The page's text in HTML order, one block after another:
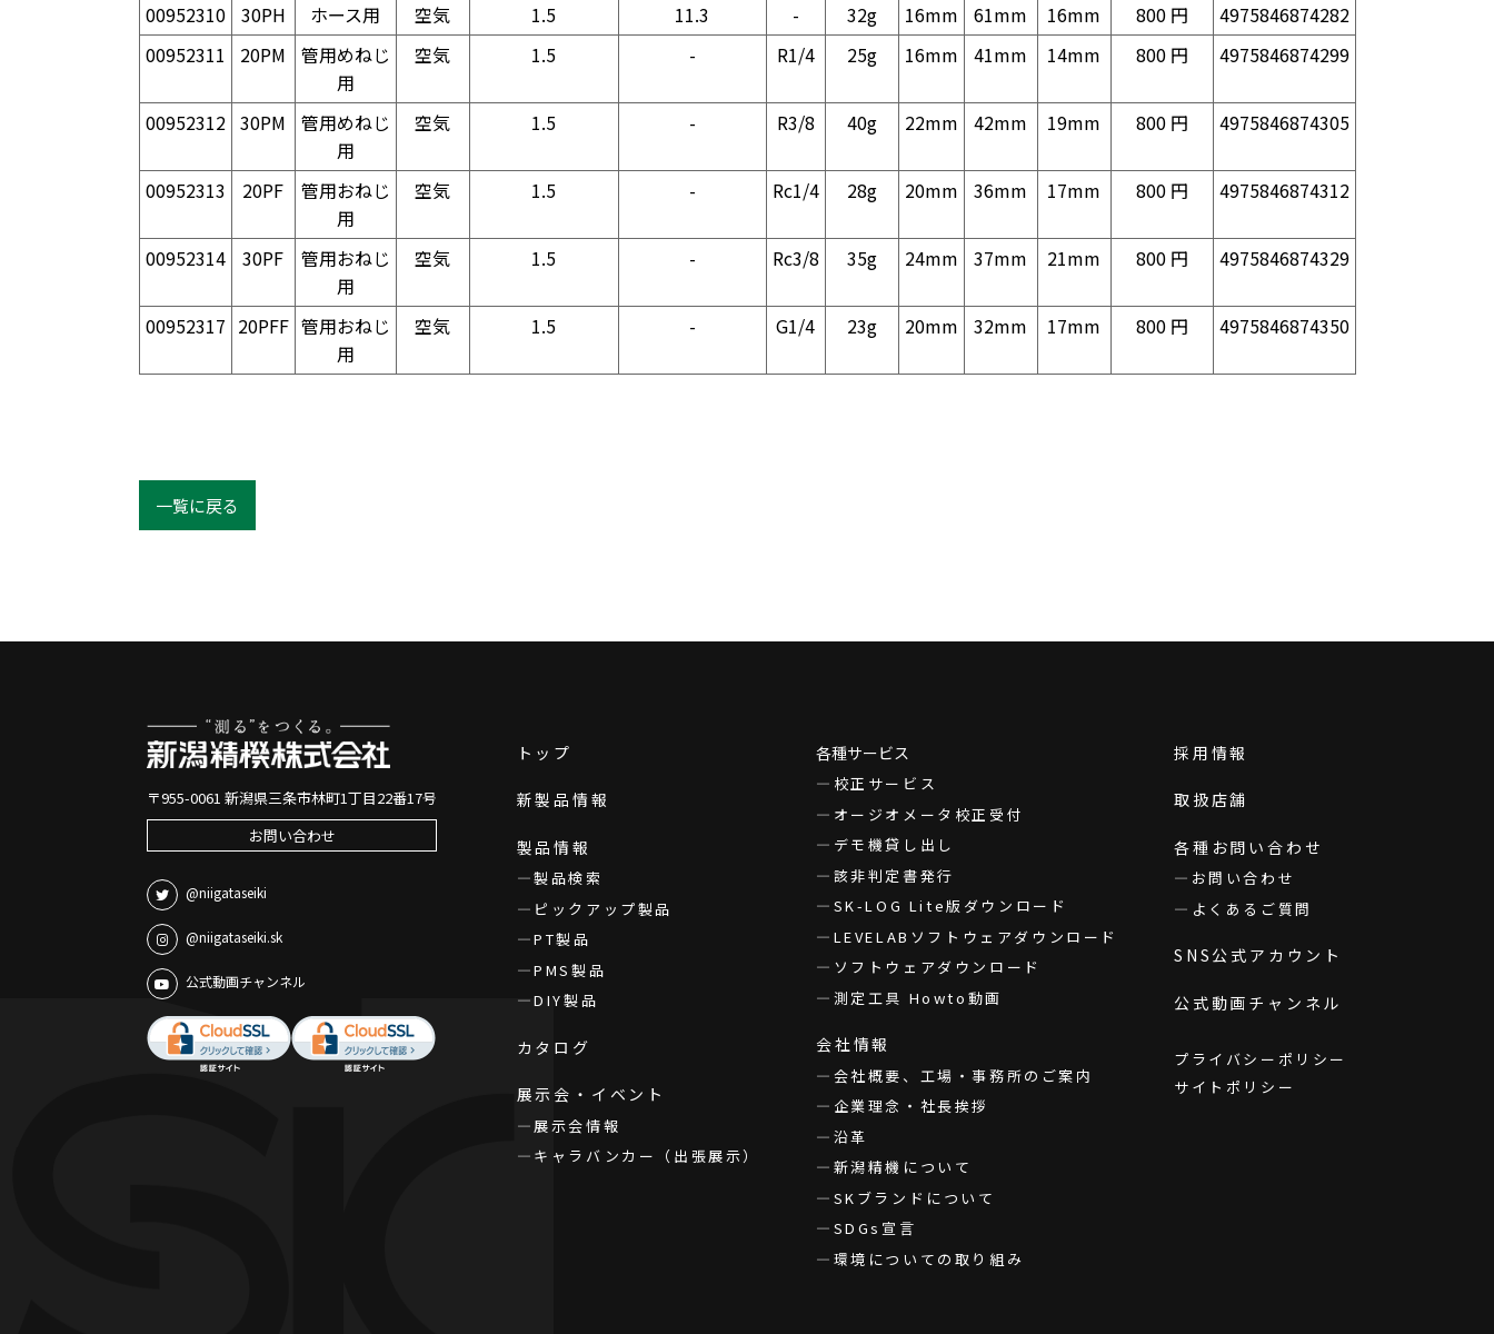
00952310
30PH ホース用 空気 1.5 11.3 - 32g 16mm 61mm 16mm 800 円
4975846874282
00952311
20PM
管用めねじ
用
空気 1.5 - R1/4 25g 16mm 41mm 14mm 800 円 4975846874299
00952312 30PM
管用めねじ
用
空気 1.5 - R3/8 40g 22mm 42mm 19mm 800 円 4975846874305
00952313 20PF
管用おねじ
用
空気 1.5 - Rc1/4 28g 20mm 36mm 17mm 800 円 4975846874312
00952314 30PF
管用おねじ
用
空気 1.5 - Rc3/8 35g 24mm 37mm 21mm 800 円 4975846874329
00952317 20PFF 管用おねじ
用
空気 1.5 - G1/4 23g 20mm 32mm 17mm 800 円 4975846874350
一覧に戻る
〒955-0061 新潟県三条市林町1丁目22番17号
お問い合わせ
@niigataseiki
@niigataseiki.sk
公式動画チャンネル
トップ
新製品情報
製品情報
製品検索
ピックアップ製品
PT製品
PMS製品
DIY製品
カタログ
展示会・イベント
展示会情報
キャラバンカー（出張展示）
各種サービス
校正サービス
オージオメータ校正受付
デモ機貸し出し
該非判定書発行
SK-LOG Lite版ダウンロード
LEVELABソフトウェアダウンロード
ソフトウェアダウンロード
測定工具 Howto動画
会社情報
会社概要、工場・事務所のご案内
企業理念・社長挨拶
沿革
新潟精機について
SKブランドについて
SDGs宣言
環境についての取り組み
採用情報
取扱店舗
各種お問い合わせ
お問い合わせ
よくあるご質問
SNS公式アカウント
公式動画チャンネル
プライバシーポリシー
サイトポリシー